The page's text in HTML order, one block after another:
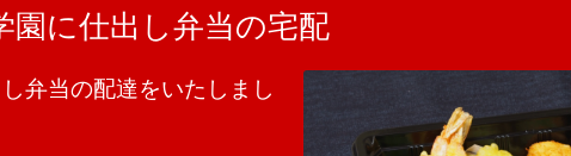
園に仕出し弁当の宅配
弁当の配達をいたしまし